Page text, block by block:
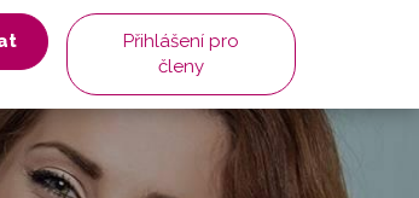
Přihlášení pro
členy